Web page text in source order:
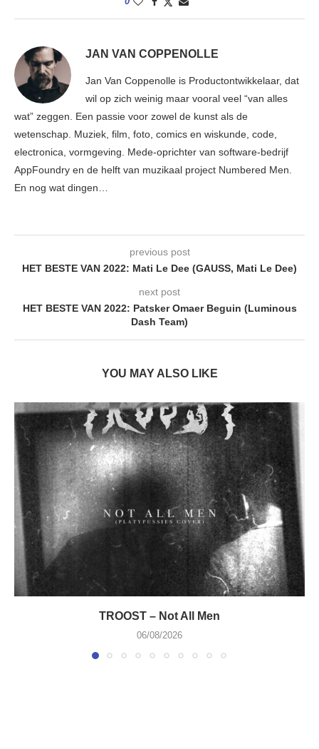
JAN VAN COPPENOLLE
Jan Van Coppenolle is Productontwikkelaar, dat
wil op zich weinig maar vooral veel “van alles
wat” zeggen. Een passie voor zowel de kunst als de
wetenschap. Muziek, film, foto, comics en wiskunde, code,
electronica, vormgeving. Mede-oprichter van software-bedrijf
AppFoundry en de helft van muzikaal project Numbered Men.
En nog wat dingen…
previous post
HET BESTE VAN 2022: Mati Le Dee (GAUSS, Mati Le Dee)
next post
HET BESTE VAN 2022: Patsker Omaer Beguin (Luminous
Dash Team)
YOU MAY ALSO LIKE
TROOST – Not All Men
06/08/2026